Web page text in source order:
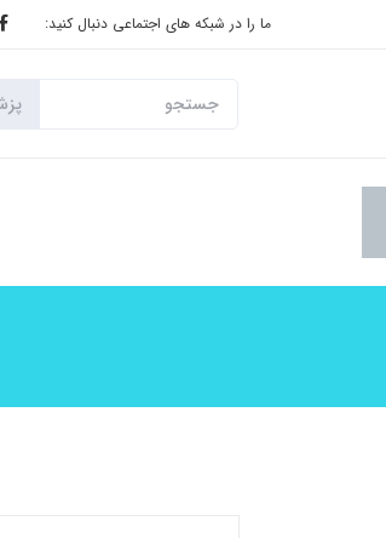
ما را در شبکه های اجتماعی دنبال کنید: